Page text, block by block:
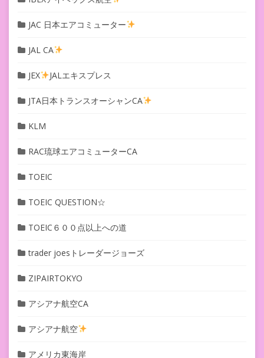
JAC 日本エアコミューター
JAL CA
JEX JALエキスプレス
JTA日本トランスオーシャンCA
KLM
RAC琉球エアコミューターCA
TOEIC
TOEIC QUESTION☆
TOEIC６００点以上への道
trader joesトレーダージョーズ
ZIPAIRTOKYO
アシアナ航空CA
アシアナ航空
アメリカ東海岸